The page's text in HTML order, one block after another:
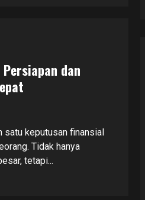
dan
satu keputusan finansial
Tidak hanya
tetapi...